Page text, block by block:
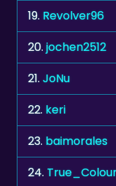
20.jochen2512
21. JoNu
22. keri
23. baimorales
24.True_Colours
25. Bertlfc